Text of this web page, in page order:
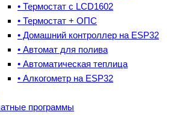
• Термостат с LCD1602
• Термостат + ОПС
• Домашний контроллер на ESP32
• Автомат для полива
• Автоматическая теплица
• Алкогометр на ESP32
программы